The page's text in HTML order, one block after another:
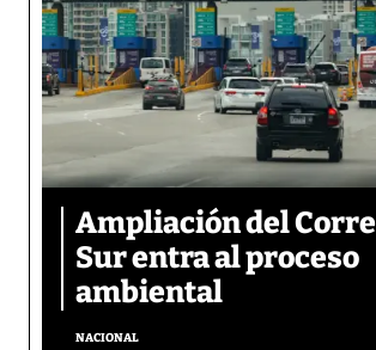
Ampliación del
Sur entra al proceso
ambiental
NACIONAL